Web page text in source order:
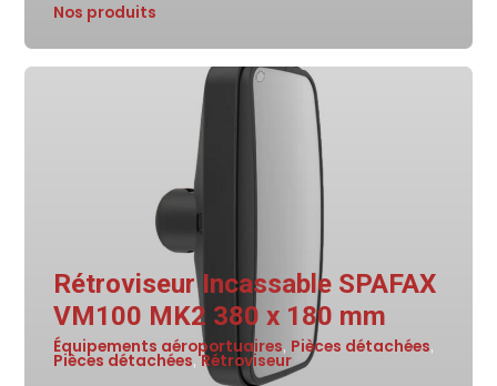
Nos produits
Rétroviseur Incassable SPAFAX
VM100 MK2 380 x 180 mm
Équipements aéroportuaires, Pièces détachées,
Pièces détachées,Rétroviseur